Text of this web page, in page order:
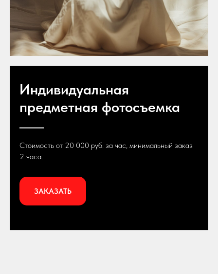
Индивидуальная
предметная фотосъемка
Стоимость от 20 000 руб. за час, минимальный заказ
2 часа.
ЗАКАЗАТЬ